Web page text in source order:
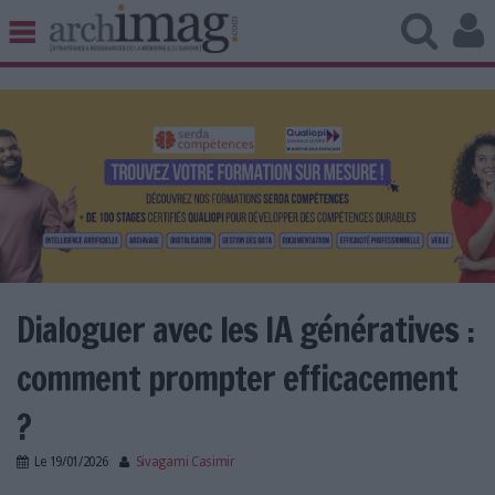
BIBLIOTHÈQUE ÉDITION
UNIVERS DATA
TRAVAIL COLLABORATIF
VIE NUMÉRIQUE
NUMÉRIQUE RESPONSABLE
LE MAGAZINE
Dialoguer avec les IA génératives :
comment prompter efficacement
?
Le 19/01/2026 Sivagami Casimir